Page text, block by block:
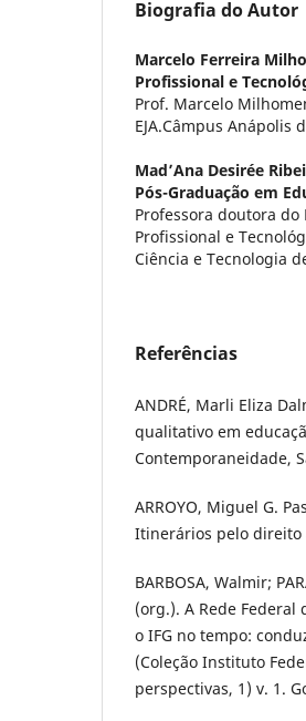
Biografia do Autor
Marcelo Ferreira
Profissional e
Prof. Marcelo
EJA.Câmpus Anápolis
Mad’Ana Desirée
Pós-Graduação em
Professora doutora do
Profissional e
Ciência e Tecnologia
Referências
ANDRÉ, Marli Eliza
qualitativo em
Contemporaneidade,
ARROYO, Miguel G.
Itinerários pelo direito
BARBOSA, Walmir;
(org.). A Rede Federal
o IFG no tempo:
(Coleção Instituto
perspectivas, 1) v. 1.